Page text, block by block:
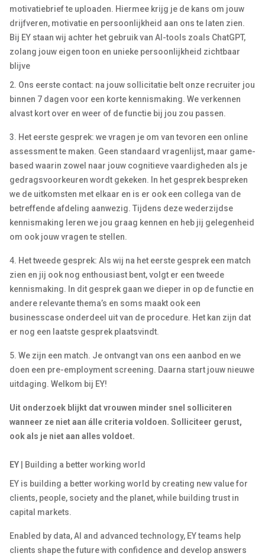
motivatiebrief te uploaden. Hiermee krijg je de kans om jouw
drijfveren, motivatie en persoonlijkheid aan ons te laten zien.
Bij EY staan wij achter het gebruik van AI-tools zoals ChatGPT,
zolang jouw eigen toon en unieke persoonlijkheid zichtbaar
blijve
2. Ons eerste contact: na jouw sollicitatie belt onze recruiter jou
binnen 7 dagen voor een korte kennismaking. We verkennen
alvast kort over en weer of de functie bij jou zou passen.
3. Het eerste gesprek: we vragen je om van tevoren een online
assessment te maken. Geen standaard vragenlijst, maar game-
based waarin zowel naar jouw cognitieve vaardigheden als je
gedragsvoorkeuren wordt gekeken. In het gesprek bespreken
we de uitkomsten met elkaar en is er ook een collega van de
betreffende afdeling aanwezig. Tijdens deze wederzijdse
kennismaking leren we jou graag kennen en heb jij gelegenheid
om ook jouw vragen te stellen.
4. Het tweede gesprek: Als wij na het eerste gesprek een match
zien en jij ook nog enthousiast bent, volgt er een tweede
kennismaking. In dit gesprek gaan we dieper in op de functie en
andere relevante thema’s en soms maakt ook een
businesscase onderdeel uit van de procedure. Het kan zijn dat
er nog een laatste gesprek plaatsvindt.
5. We zijn een match. Je ontvangt van ons een aanbod en we
doen een pre-employment screening. Daarna start jouw nieuwe
uitdaging. Welkom bij EY!
Uit onderzoek blijkt dat vrouwen minder snel solliciteren
wanneer ze niet aan álle criteria voldoen. Solliciteer gerust,
ook als je niet aan alles voldoet.
EY
| Building a better working world
EY is building a better working world by creating new value for
clients, people, society and the planet, while building trust in
capital markets.
Enabled by data, AI and advanced technology, EY teams help
clients shape the future with confidence and develop answers